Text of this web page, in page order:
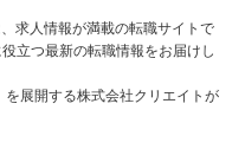
求人情報が満載の転職サイトで
立つ最新の転職情報をお届けし
展開する株式会社クリエイトが